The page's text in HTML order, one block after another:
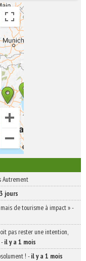
Autrement
jours
de tourisme à impact »-
pas rester une intention,
-il y a 1 mois
! -il y a 1 mois